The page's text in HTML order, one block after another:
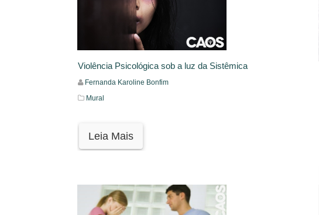
Violência Psicológica sob a luz da Sistêmica
Fernanda Karoline Bonfim
Mural
Leia Mais